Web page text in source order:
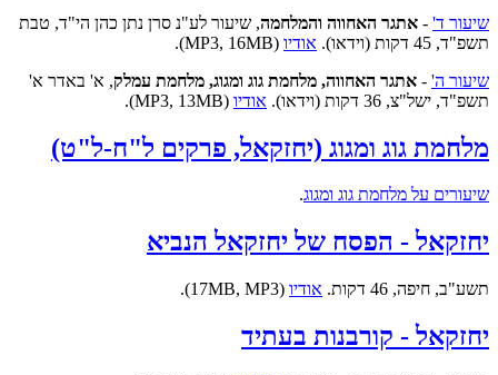
שיעור ד' - אתגר האחווה והמלחמה, שיעור לע"נ סרן נתן כהן הי"ד, טבת
תשפ"ד, 45 דקות (וידאו).
אודיו (MP3, 16MB).
שיעור ה' - אתגר האחווה, מלחמת גוג ומגוג, מלחמת עמלק, א' באדר א'
תשפ"ד, ישל"צ, 36 דקות (וידאו).
אודיו (MP3, 13MB).
מלחמת גוג ומגוג (יחזקאל, פרקים ל"ח-ל"ט)
שיעורים על מלחמת גוג ומגוג.
יחזקאל - הפסח של יחזקאל הנביא
תשע"ב, חיפה, 46 דקות. אודיו (17MB, MP3).
יחזקאל - קורבנות בעתיד